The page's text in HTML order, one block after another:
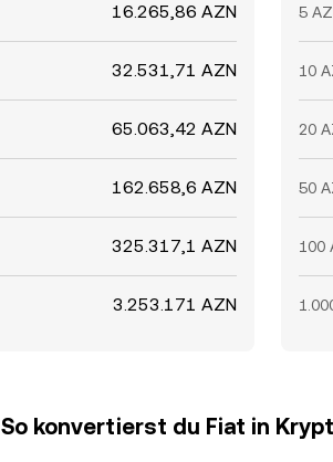
16.265,86 AZN
32.531,71 AZN
65.063,42 AZN
162.658,6 AZN
325.317,1 AZN
3.253.171 AZN
5
10
20
50
100
So konvertierst du Fiat in